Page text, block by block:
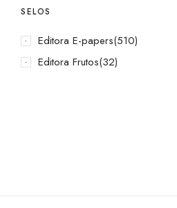
SELOS
Editora E-papers(510)
Editora Frutos(32)